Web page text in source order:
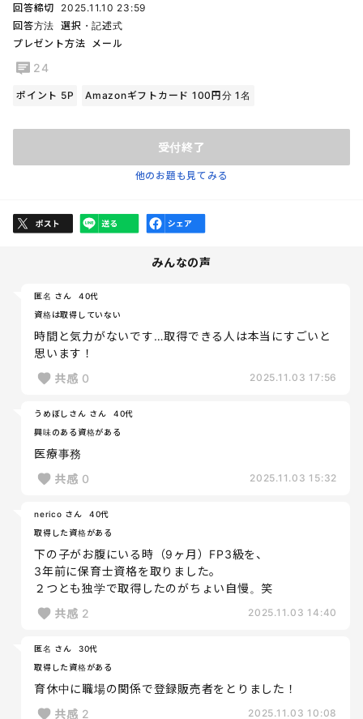
回答締切
2025.11.10 23:59
回答方法 選択・記述式
プレゼント方法
メール
24
ポイント 5P Amazonギフトカード 100円分 1名
受付終了
他のお題も見てみる
みんなの声
匿名 さん
40代
資格は取得していない
時間と気力がないです…取得できる人は本当にすごいと
思います！
共感 0 2025.11.03 17:56
うめぼしさん さん
40代
興味のある資格がある
医療事務
共感 0 2025.11.03 15:32
nerico さん
40代
取得した資格がある
下の子がお腹にいる時（9ヶ月）FP3級を、
3年前に保育士資格を取りました。
２つとも独学で取得したのがちょい自慢。笑
共感 2 2025.11.03 14:40
匿名 さん
30代
取得した資格がある
育休中に職場の関係で登録販売者をとりました！
共感 2 2025.11.03 10:08